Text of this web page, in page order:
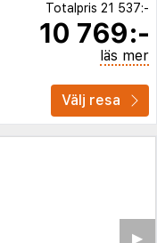
Totalpris 21 537:-
10 769:-
läs mer
Välj resa
▶︎